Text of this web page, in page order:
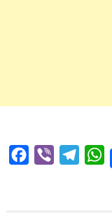
Facebook
Viber